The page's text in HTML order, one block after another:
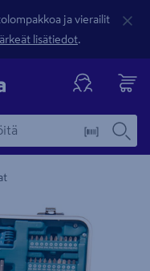
ja vierailit
lisätiedot.
kuvaus -